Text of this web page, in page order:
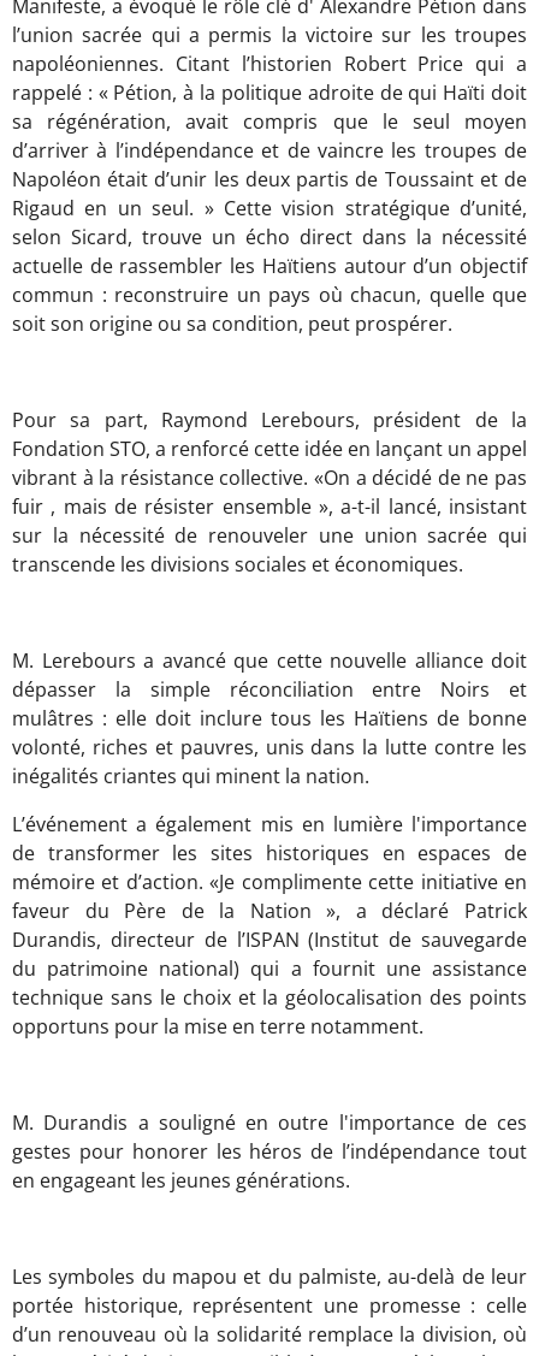
Manifeste, a évoqué le rôle clé d' Alexandre Pétion dans
l’union sacrée qui a permis la victoire sur les troupes
napoléoniennes. Citant l’historien Robert Price qui a
rappelé : « Pétion, à la politique adroite de qui Haïti doit
sa régénération, avait compris que le seul moyen
d’arriver à l’indépendance et de vaincre les troupes de
Napoléon était d’unir les deux partis de Toussaint et de
Rigaud en un seul. » Cette vision stratégique d’unité,
selon Sicard, trouve un écho direct dans la nécessité
actuelle de rassembler les Haïtiens autour d’un objectif
commun : reconstruire un pays où chacun, quelle que
soit son origine ou sa condition, peut prospérer.
Pour sa part, Raymond Lerebours, président de la
Fondation STO, a renforcé cette idée en lançant un appel
vibrant à la résistance collective. «On a décidé de ne pas
fuir , mais de résister ensemble », a-t-il lancé, insistant
sur la nécessité de renouveler une union sacrée qui
transcende les divisions sociales et économiques.
M. Lerebours a avancé que cette nouvelle alliance doit
dépasser la simple réconciliation entre Noirs et
mulâtres : elle doit inclure tous les Haïtiens de bonne
volonté, riches et pauvres, unis dans la lutte contre les
inégalités criantes qui minent la nation.
L’événement a également mis en lumière l'importance
de transformer les sites historiques en espaces de
mémoire et d’action. «Je complimente cette initiative en
faveur du Père de la Nation », a déclaré Patrick
Durandis, directeur de l’ISPAN (Institut de sauvegarde
du patrimoine national) qui a fournit une assistance
technique sans le choix et la géolocalisation des points
opportuns pour la mise en terre notamment.
M. Durandis a souligné en outre l'importance de ces
gestes pour honorer les héros de l’indépendance tout
en engageant les jeunes générations.
Les symboles du mapou et du palmiste, au-delà de leur
portée historique, représentent une promesse : celle
d’un renouveau où la solidarité remplace la division, où